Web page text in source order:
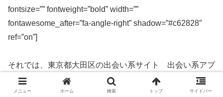
fontsize=”” fontweight=”bold” width=””
fontawesome_after=”fa-angle-right” shadow=”#c62828″
ref=”on”]
それでは、東京都大田区の出会い系サイト 出会い系アプ
リを実際に使ってみた感想などを解説します。
メニュー ホーム 検索 トップ サイドバー